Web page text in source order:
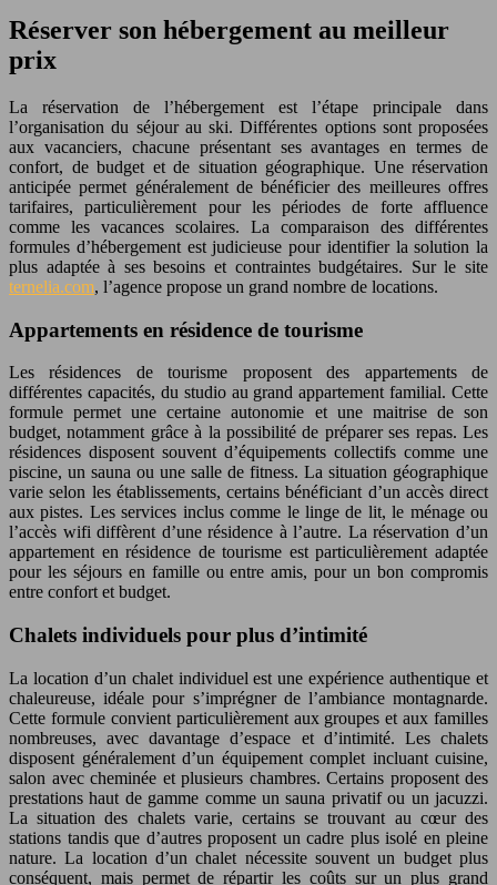
Réserver son hébergement au meilleur
prix
La réservation de l’hébergement est l’étape principale dans
l’organisation du séjour au ski. Différentes options sont proposées
aux vacanciers, chacune présentant ses avantages en termes de
confort, de budget et de situation géographique. Une réservation
anticipée permet généralement de bénéficier des meilleures offres
tarifaires, particulièrement pour les périodes de forte affluence
comme les vacances scolaires. La comparaison des différentes
formules d’hébergement est judicieuse pour identifier la solution la
plus adaptée à ses besoins et contraintes budgétaires. Sur le site
ternelia.com, l’agence propose un grand nombre de locations.
Appartements en résidence de tourisme
Les résidences de tourisme proposent des appartements de
différentes capacités, du studio au grand appartement familial. Cette
formule permet une certaine autonomie et une maitrise de son
budget, notamment grâce à la possibilité de préparer ses repas. Les
résidences disposent souvent d’équipements collectifs comme une
piscine, un sauna ou une salle de fitness. La situation géographique
varie selon les établissements, certains bénéficiant d’un accès direct
aux pistes. Les services inclus comme le linge de lit, le ménage ou
l’accès wifi diffèrent d’une résidence à l’autre. La réservation d’un
appartement en résidence de tourisme est particulièrement adaptée
pour les séjours en famille ou entre amis, pour un bon compromis
entre confort et budget.
Chalets individuels pour plus d’intimité
La location d’un chalet individuel est une expérience authentique et
chaleureuse, idéale pour s’imprégner de l’ambiance montagnarde.
Cette formule convient particulièrement aux groupes et aux familles
nombreuses, avec davantage d’espace et d’intimité. Les chalets
disposent généralement d’un équipement complet incluant cuisine,
salon avec cheminée et plusieurs chambres. Certains proposent des
prestations haut de gamme comme un sauna privatif ou un jacuzzi.
La situation des chalets varie, certains se trouvant au cœur des
stations tandis que d’autres proposent un cadre plus isolé en pleine
nature. La location d’un chalet nécessite souvent un budget plus
conséquent, mais permet de répartir les coûts sur un plus grand